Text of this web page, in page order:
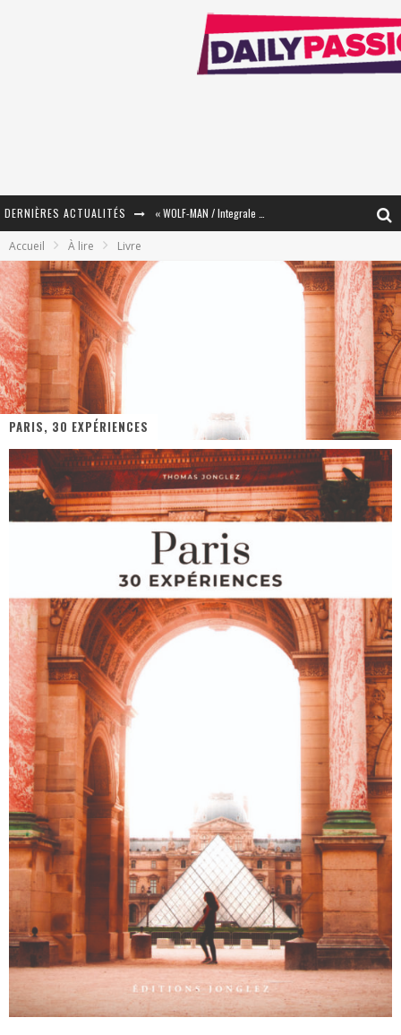
DERNIÈRES ACTUALITÉS
« Dr Wertham / L’homme qui étudia les tueurs en série » - Un Métier à Risque !
Assassin's Creed Black Flag Resynced
« Damn Them All » - Un duo de Choc !
Yoshi and the mysterious book
Accueil À lire Livre
PARIS, 30 EXPÉRIENCES